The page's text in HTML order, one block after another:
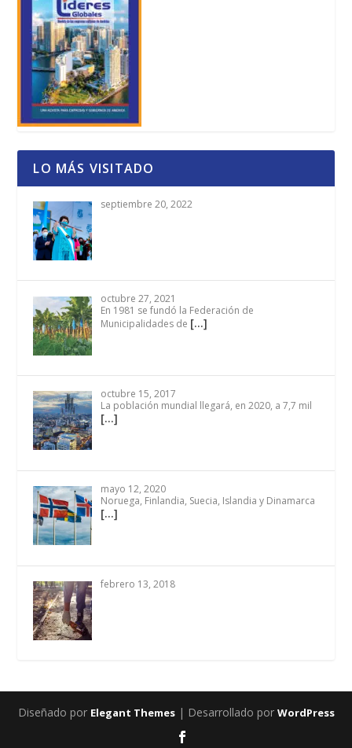
LO MÁS VISITADO
septiembre 20, 2022
octubre 27, 2021
En 1981 se fundó la Federación de
Municipalidades de […]
octubre 15, 2017
La población mundial llegará, en 2020, a 7,7 mil
[…]
mayo 12, 2020
Noruega, Finlandia, Suecia, Islandia y Dinamarca
[…]
febrero 13, 2018
Diseñado por Elegant Themes| Desarrollado por WordPress